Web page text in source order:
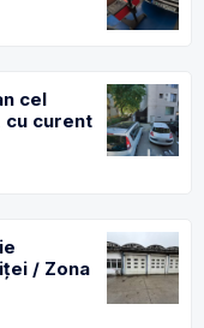
cel
cu curent
/ Zona